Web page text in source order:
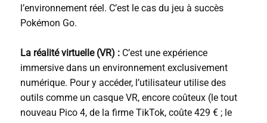
l’environnement réel. C’est le cas du jeu à succès
Pokémon Go.
La réalité virtuelle (VR) : C’est une expérience
immersive dans un environnement exclusivement
numérique. Pour y accéder, l’utilisateur utilise des
outils comme un casque VR, encore coûteux (le tout
nouveau Pico 4, de la firme TikTok, coûte 429 € ; le